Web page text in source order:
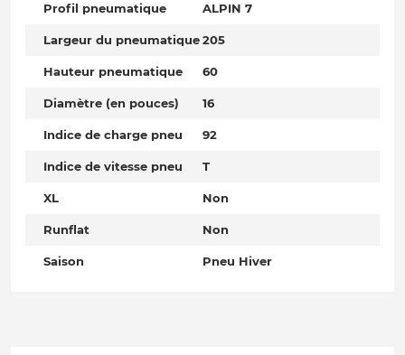
Profil pneumatique ALPIN 7
Largeur du pneumatique205
Hauteur pneumatique 60
Diamètre (en pouces) 16
Indice de charge pneu 92
Indice de vitesse pneu T
XL Non
Runflat Non
Saison Pneu Hiver